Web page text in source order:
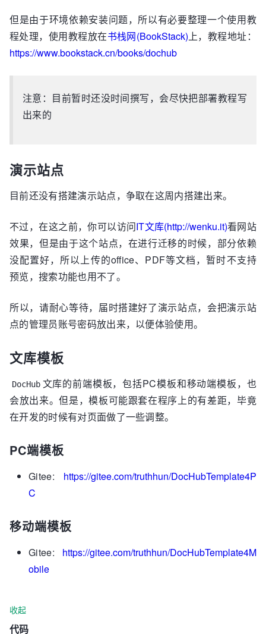
但是由于环境依赖安装问题，所以有必要整理一个使用教
程处理，使用教程放在书栈网(BookStack)上，教程地址：
https://www.bookstack.cn/books/dochub
注意：目前暂时还没时间撰写，会尽快把部署教程写
出来的
演示站点
目前还没有搭建演示站点，争取在这周内搭建出来。
不过，在这之前，你可以访问IT文库(http://wenku.it)看网站
效果，但是由于这个站点，在进行迁移的时候，部分依赖
没配置好，所以上传的office、PDF等文档，暂时不支持
预览，搜索功能也用不了。
所以，请耐心等待，届时搭建好了演示站点，会把演示站
点的管理员账号密码放出来，以便体验使用。
文库模板
DocHub 文库的前端模板，包括PC模板和移动端模板，也
会放出来。但是，模板可能跟套在程序上的有差距，毕竟
在开发的时候有对页面做了一些调整。
PC端模板
Gitee: https://gitee.com/truthhun/DocHubTemplate4P
C
移动端模板
Gitee: https://gitee.com/truthhun/DocHubTemplate4M
obile
收起
代码